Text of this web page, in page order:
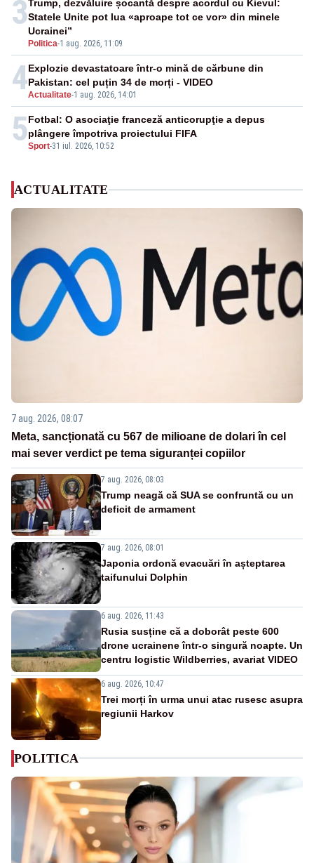
3
Politica-1 aug. 2026, 11:09
Trump, dezvăluire șocantă despre acordul cu Kievul:
Statele Unite pot lua «aproape tot ce vor» din minele
Ucrainei”
4Actualitate-1 aug. 2026, 14:01
Explozie devastatoare într-o mină de cărbune din
Pakistan: cel puțin 34 de morți - VIDEO
5Sport-31 iul. 2026, 10:52
Fotbal: O asociaţie franceză anticorupţie a depus
plângere împotriva proiectului FIFA
ACTUALITATE
7 aug. 2026, 08:07
Meta, sancționată cu 567 de milioane de dolari în cel
mai sever verdict pe tema siguranței copiilor
7 aug. 2026, 08:03
Trump neagă că SUA se confruntă cu un
deficit de armament
7 aug. 2026, 08:01
Japonia ordonă evacuări în așteptarea
taifunului Dolphin
6 aug. 2026, 11:43
Rusia susține că a doborât peste 600
drone ucrainene într-o singură noapte. Un
centru logistic Wildberries, avariat VIDEO
6 aug. 2026, 10:47
Trei morți în urma unui atac rusesc asupra
regiunii Harkov
POLITICA